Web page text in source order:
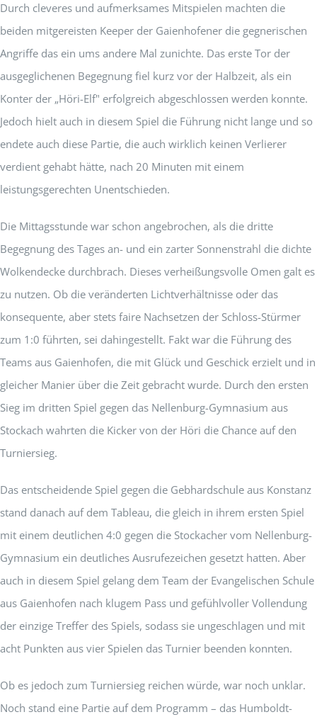
Durch cleveres und aufmerksames Mitspielen machten die
beiden mitgereisten Keeper der Gaienhofener die gegnerischen
Angriffe das ein ums andere Mal zunichte. Das erste Tor der
ausgeglichenen Begegnung fiel kurz vor der Halbzeit, als ein
Konter der „Höri-Elf" erfolgreich abgeschlossen werden konnte.
Jedoch hielt auch in diesem Spiel die Führung nicht lange und so
endete auch diese Partie, die auch wirklich keinen Verlierer
verdient gehabt hätte, nach 20 Minuten mit einem
leistungsgerechten Unentschieden.
Die Mittagsstunde war schon angebrochen, als die dritte
Begegnung des Tages an- und ein zarter Sonnenstrahl die dichte
Wolkendecke durchbrach. Dieses verheißungsvolle Omen galt es
zu nutzen. Ob die veränderten Lichtverhältnisse oder das
konsequente, aber stets faire Nachsetzen der Schloss-Stürmer
zum 1:0 führten, sei dahingestellt. Fakt war die Führung des
Teams aus Gaienhofen, die mit Glück und Geschick erzielt und in
gleicher Manier über die Zeit gebracht wurde. Durch den ersten
Sieg im dritten Spiel gegen das Nellenburg-Gymnasium aus
Stockach wahrten die Kicker von der Höri die Chance auf den
Turniersieg.
Das entscheidende Spiel gegen die Gebhardschule aus Konstanz
stand danach auf dem Tableau, die gleich in ihrem ersten Spiel
mit einem deutlichen 4:0 gegen die Stockacher vom Nellenburg-
Gymnasium ein deutliches Ausrufezeichen gesetzt hatten. Aber
auch in diesem Spiel gelang dem Team der Evangelischen Schule
aus Gaienhofen nach klugem Pass und gefühlvoller Vollendung
der einzige Treffer des Spiels, sodass sie ungeschlagen und mit
acht Punkten aus vier Spielen das Turnier beenden konnten.
Ob es jedoch zum Turniersieg reichen würde, war noch unklar.
Noch stand eine Partie auf dem Programm – das Humboldt-